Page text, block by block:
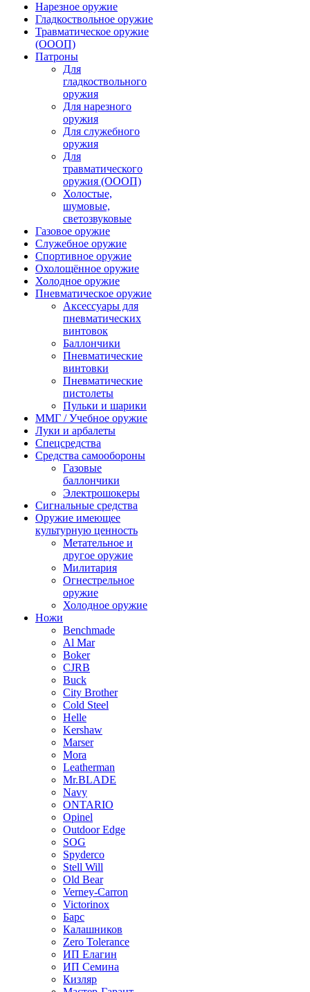
Нарезное оружие
Гладкоствольное оружие
Травматическое оружие
(ОООП)
Патроны
Для
гладкоствольного
оружия
Для нарезного
оружия
Для служебного
оружия
Для
травматического
оружия (ОООП)
Холостые,
шумовые,
светозвуковые
Газовое оружие
Служебное оружие
Спортивное оружие
Охолощённое оружие
Холодное оружие
Пневматическое оружие
Аксессуары для
пневматических
винтовок
Баллончики
Пневматические
винтовки
Пневматические
пистолеты
Пульки и шарики
ММГ / Учебное оружие
Луки и арбалеты
Спецсредства
Средства самообороны
Газовые
баллончики
Электрошокеры
Сигнальные средства
Оружие имеющее
культурную ценность
Метательное и
другое оружие
Милитария
Огнестрельное
оружие
Холодное оружие
Ножи
Benchmade
Al Mar
Boker
CJRB
Buck
City Brother
Cold Steel
Helle
Kershaw
Marser
Mora
Leatherman
Mr.BLADE
Navy
ONTARIO
Opinel
Outdoor Edge
SOG
Spyderco
Stell Will
Old Bear
Verney-Carron
Victorinox
Барс
Калашников
Zero Tolerance
ИП Елагин
ИП Семина
Кизляр